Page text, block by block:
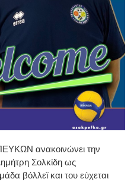
ανακοινώνει την
Σολκίδη ως
βόλλεϊ και του εύχεται